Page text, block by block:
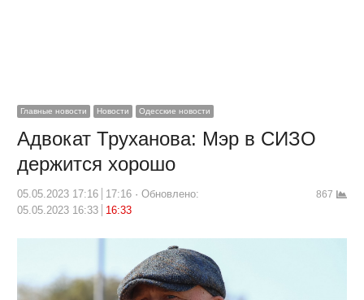
Главные новости Новости Одесские новости
Адвокат Труханова: Мэр в СИЗО
держится хорошо
05.05.2023 17:16 17:16
Обновлено:
05.05.2023 16:33
16:33
867